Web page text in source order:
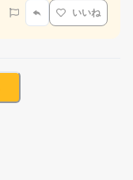
いいね